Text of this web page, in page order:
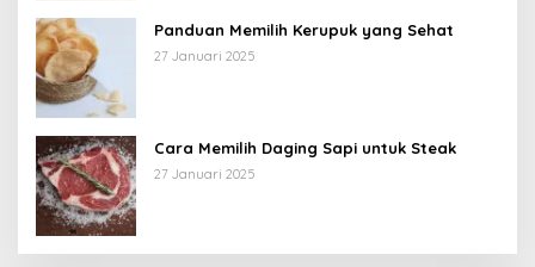
Panduan Memilih Kerupuk yang Sehat
27 Januari 2025
Cara Memilih Daging Sapi untuk Steak
27 Januari 2025